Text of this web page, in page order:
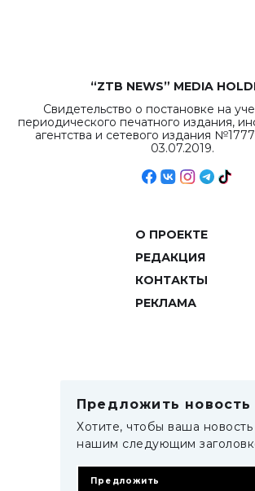
“ZTB NEWS” MEDIA
Свидетельство о постановке на
периодического печатного издания,
агентства и сетевого издания
03.07.2019.
О ПРОЕКТЕ
РЕДАКЦИЯ
КОНТАКТЫ
РЕКЛАМА
Предложить новость
Хотите, чтобы ваша
нашим следующим
Предложить